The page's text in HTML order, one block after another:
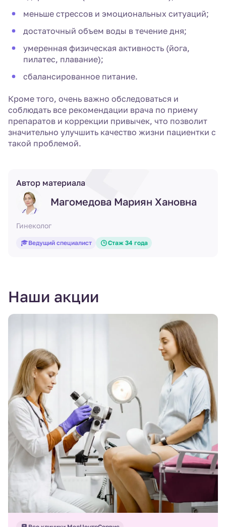
меньше стрессов и эмоциональных ситуаций;
достаточный объем воды в течение дня;
умеренная физическая активность (йога,
пилатес, плавание);
сбалансированное питание.
Кроме того, очень важно обследоваться и
соблюдать все рекомендации врача по приему
препаратов и коррекции привычек, что позволит
значительно улучшить качество жизни пациентки с
такой проблемой.
Гинеколог
Магомедова Мариян Хановна
Ведущий специалист Стаж 34 года
Автор материала
Наши акции